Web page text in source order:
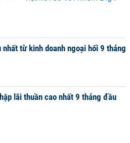
từ kinh doanh ngoại hối 9 tháng
lãi thuần cao nhất 9 tháng đầu